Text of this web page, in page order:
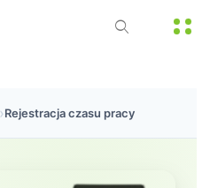
Rejestracja czasu pracy